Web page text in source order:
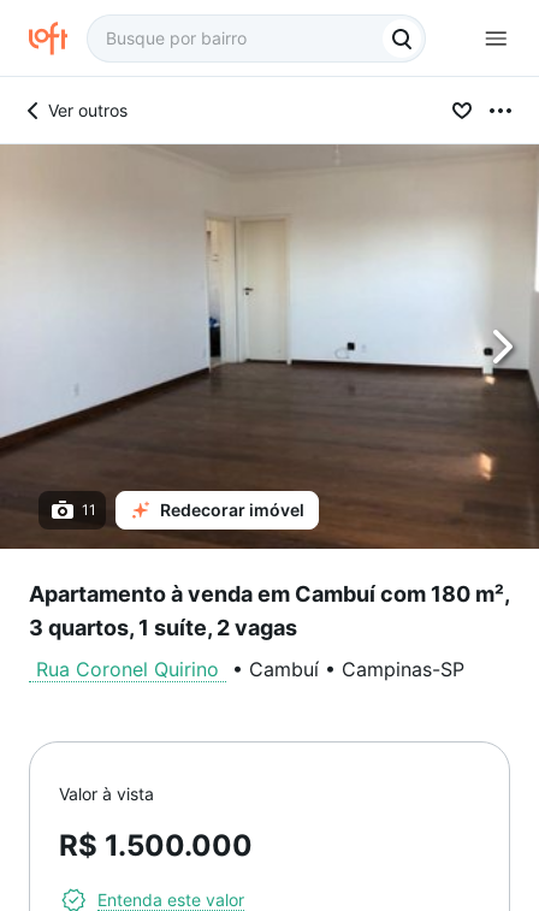
Ver outros
11 Redecorar imóvel
Apartamento à venda em Cambuí com 180 m²,
3 quartos, 1 suíte, 2 vagas
Rua Coronel Quirino • Cambuí • Campinas-SP
Valor à vista
R$ 1.500.000
Entenda este valor